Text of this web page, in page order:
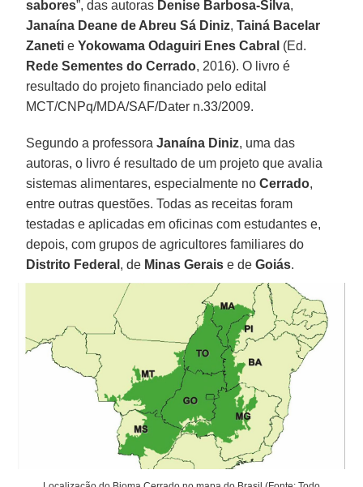
sabores”, das autoras Denise Barbosa-Silva,
Janaína Deane de Abreu Sá Diniz,Tainá Bacelar
Zaneti eYokowama Odaguiri Enes Cabral (Ed.
Rede Sementes do Cerrado, 2016). O livro é
resultado do projeto financiado pelo edital
MCT/CNPq/MDA/SAF/Dater n.33/2009.
Segundo a professoraJanaína Diniz, uma das
autoras, o livro é resultado de um projeto que avalia
sistemas alimentares, especialmente noCerrado,
entre outras questões. Todas as receitas foram
testadas e aplicadas em oficinas com estudantes e,
depois, com grupos de agricultores familiares do
Distrito Federal , de Minas Gerais e deGoiás.